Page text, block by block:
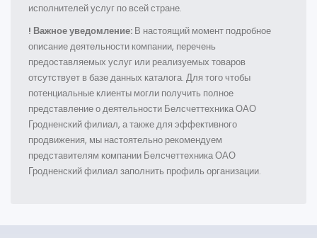
исполнителей услуг по всей стране.
! Важное уведомление: В настоящий момент подробное
описание деятельности компании, перечень
предоставляемых услуг или реализуемых товаров
отсутствует в базе данных каталога. Для того чтобы
потенциальные клиенты могли получить полное
представление о деятельности Белсчеттехника ОАО
Гродненский филиал, а также для эффективного
продвижения, мы настоятельно рекомендуем
представителям компании Белсчеттехника ОАО
Гродненский филиал заполнить профиль организации.